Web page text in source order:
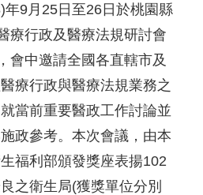
9月25日至26日於桃園縣
療行政及醫療法規研討會
會中邀請全國各直轄市及
療行政與醫療法規業務之
當前重要醫政工作討論並
政參考。本次會議，由本
福利部頒發獎座表揚102
之衛生局(獲獎單位分別